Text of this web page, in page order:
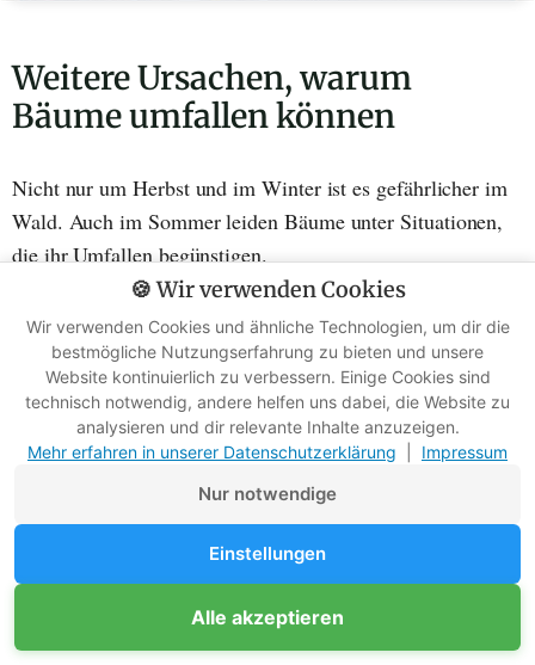
Weitere Ursachen, warum
Bäume umfallen können
Nicht nur um Herbst und im Winter ist es gefährlicher im
Wald. Auch im Sommer leiden Bäume unter Situationen,
die ihr Umfallen begünstigen.
Krankheiten und Schädlinge als
Ursachen
Verschiedene Krankheiten und Schädlinge können Bäume
erheblich schwächen. Beispielsweise hat die
Kastanienminiermotte fast ausschließlich der Rosskastanie
zugesetzt, was dazu führt, dass die Bäume an Kraft
verlieren und ums Überleben kämpfen (
In den letzten Jahren ist aus Süd-Ost-Europa die
Unterstütze Survival-Kompass
🍪 Wir verwenden Cookies
Wir verwenden Cookies und ähnliche Technologien, um dir die
bestmögliche Nutzungserfahrung zu bieten und unsere
Website kontinuierlich zu verbessern. Einige Cookies sind
technisch notwendig, andere helfen uns dabei, die Website zu
analysieren und dir relevante Inhalte anzuzeigen.
Mehr erfahren in unserer Datenschutzerklärung
Impressum
Nur notwendige
Einstellungen
Alle akzeptieren